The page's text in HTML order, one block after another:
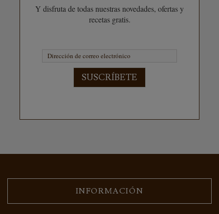
Y disfruta de todas nuestras novedades, ofertas y
recetas gratis.
SUSCRÍBETE
INFORMACIÓN